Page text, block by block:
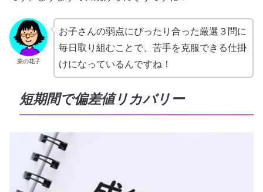
菜の花子
お子さんの弱点にぴったり合った厳選３問に
毎日取り組むことで、苦手を克服できる仕掛
けになっているんですね！
短期間で偏差値リカバリー